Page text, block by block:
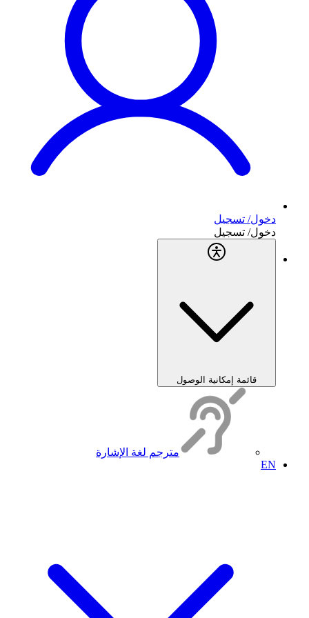
دخول/ تسجيل
دخول/ تسجيل
قائمة إمكانية الوصول
مترجم لغة الإشارة
EN